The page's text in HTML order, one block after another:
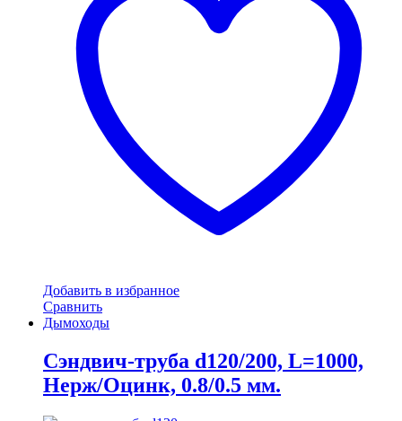
Добавить в избранное
Сравнить
Дымоходы
Сэндвич-труба d120/200, L=1000,
Нерж/Оцинк, 0.8/0.5 мм.